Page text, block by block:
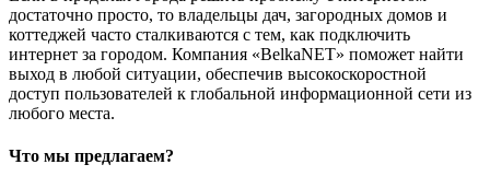
достаточно просто, то владельцы дач, загородных домов и
коттеджей часто сталкиваются с тем, как подключить
интернет за городом. Компания «BelkaNET» поможет найти
выход в любой ситуации, обеспечив высокоскоростной
доступ пользователей к глобальной информационной сети из
любого места.
Что мы предлагаем?